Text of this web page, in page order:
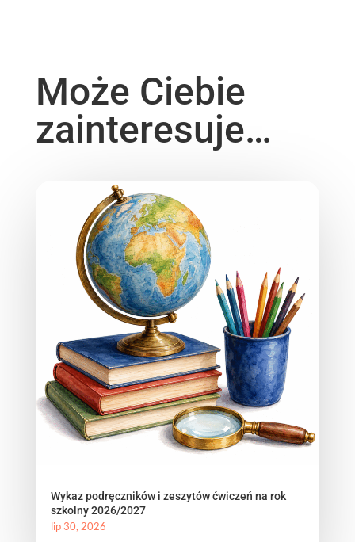
Może Ciebie
zainteresuje…
Wykaz podręczników i zeszytów ćwiczeń na rok
szkolny 2026/2027
lip 30, 2026